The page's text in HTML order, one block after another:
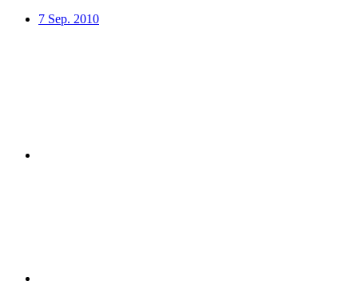
7 Sep. 2010